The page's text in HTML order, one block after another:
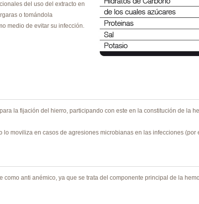
del uso del extracto en
o tomándola
medio de evitar su infección.
la fijación del hierro, participando con este en la constitución de la
moviliza en casos de agresiones microbianas en las infecciones (por
anti anémico, ya que se trata del componente principal de la